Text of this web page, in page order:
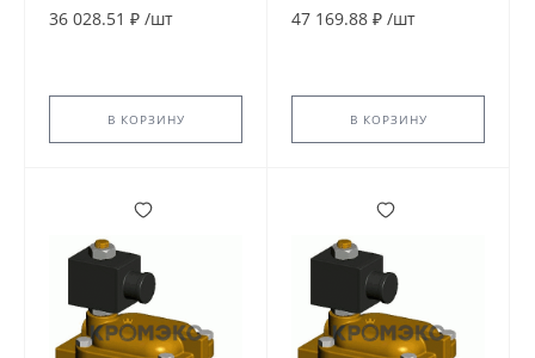
Tecofi EV1141-0020-
36 028.51 ₽ /шт
В КОРЗИНУ
Tecofi EV1140-0032-
47 169.88 ₽ /шт
В КОРЗИНУ